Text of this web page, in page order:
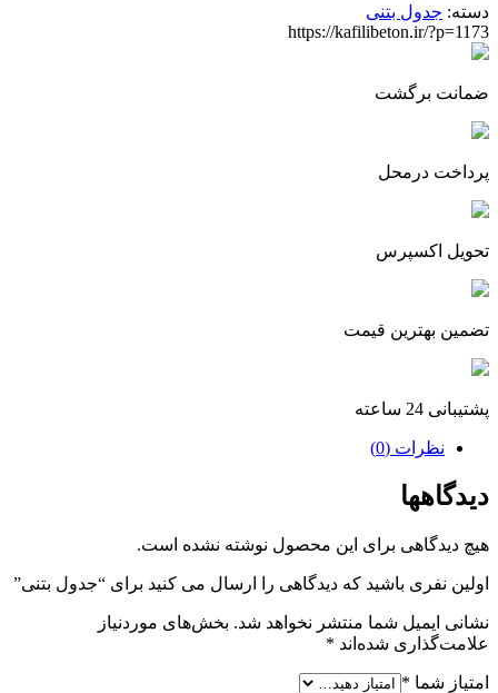
دسته: جدول بتنی
https://kafilibeton.ir/?p=1173
ضمانت برگشت
پرداخت درمحل
تحویل اکسپرس
تضمین بهترین قیمت
پشتیبانی 24 ساعته
نظرات (0)
دیدگاهها
هیچ دیدگاهی برای این محصول نوشته نشده است.
اولین نفری باشید که دیدگاهی را ارسال می کنید برای “جدول بتنی”
نشانی ایمیل شما منتشر نخواهد شد. بخش‌های موردنیاز
علامت‌گذاری شده‌اند *
امتیاز شما *